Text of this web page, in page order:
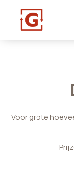
Voor grote